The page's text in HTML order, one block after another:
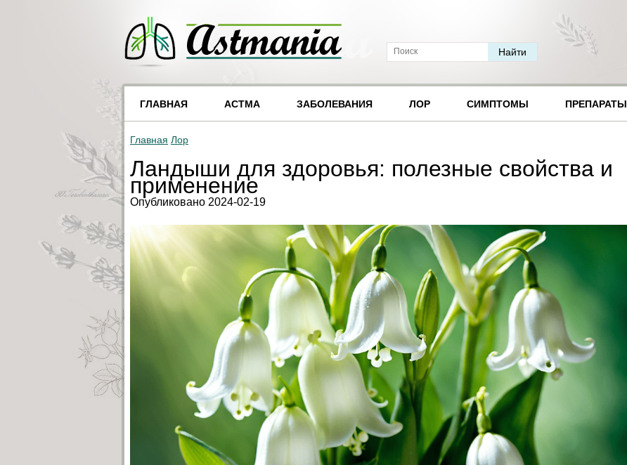
ГЛАВНАЯ АСТМА ЗАБОЛЕВАНИЯ ЛОР СИМПТОМЫ ПРЕПАРАТЫ
Главная Лор
Ландыши для здоровья: полезные свойства и
применение
Опубликовано 2024-02-19